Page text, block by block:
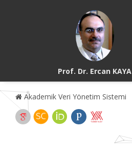
Prof. Dr. Ercan KAYA
Akademik Veri Yönetim Sistemi